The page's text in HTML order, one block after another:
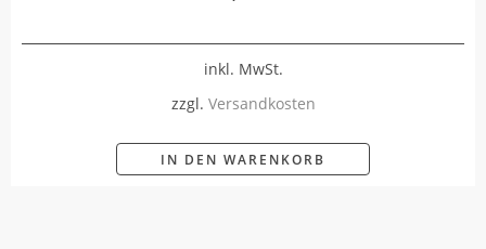
inkl. MwSt.
zzgl. Versandkosten
IN DEN WARENKORB